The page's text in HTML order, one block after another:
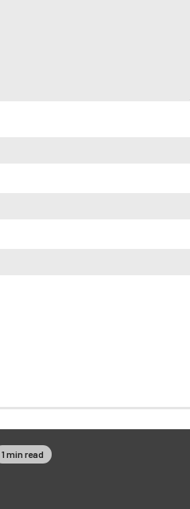
1 min read